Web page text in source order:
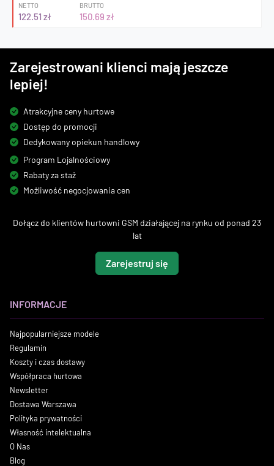
NETTO
122.51 zł
BRUTTO
150.69 zł
Zarejestrowani klienci mają jeszcze
lepiej!
Atrakcyjne ceny hurtowe
Dostęp do promocji
Dedykowany opiekun handlowy
Program Lojalnościowy
Rabaty za staż
Możliwość negocjowania cen
Dołącz do klientów hurtowni GSM działającej na rynku od ponad 23
lat
Zarejestruj się
INFORMACJE
Najpopularniejsze modele
Regulamin
Koszty i czas dostawy
Współpraca hurtowa
Newsletter
Dostawa Warszawa
Polityka prywatności
Własność intelektualna
O Nas
Blog